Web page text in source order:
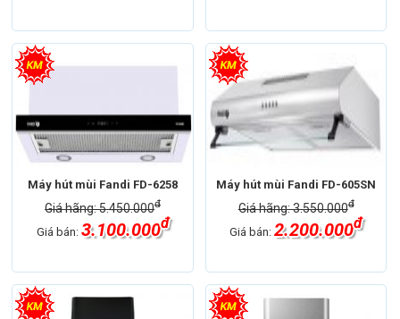
Máy hút mùi Fandi FD-6258
Giá hãng: 5.450.000đ
Giá bán: 3.100.000đ
Máy hút mùi Fandi FD-605SN
Giá hãng: 3.550.000đ
Giá bán:2.200.000đ